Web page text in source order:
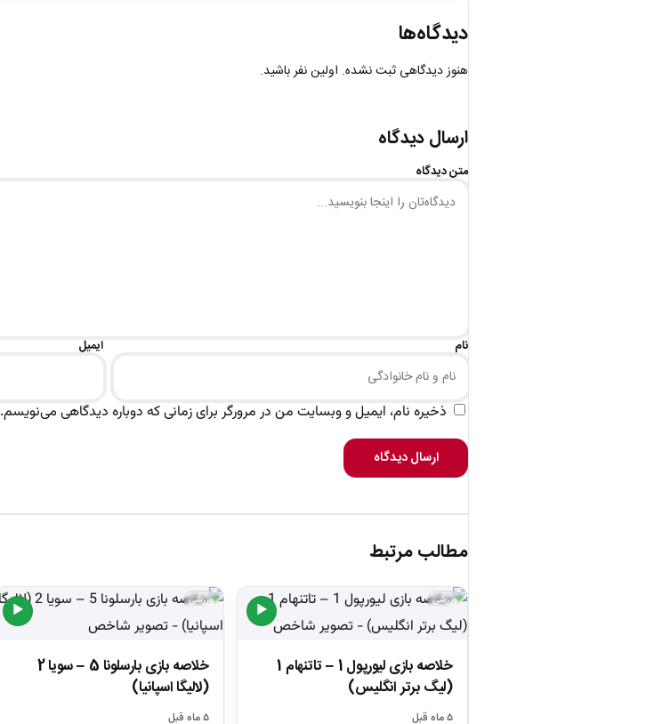
دیدگاه‌ها
هنوز دیدگاهی ثبت نشده. اولین نفر باشید.
ارسال دیدگاه
متن دیدگاه
نام ایمیل
ذخیره نام، ایمیل و وبسایت من در مرورگر برای زمانی که دوباره دیدگاهی می‌نویسم.
ارسال دیدگاه
مطالب مرتبط
▶
ورزشی
خلاصه بازی لیورپول 1 – تاتنهام 1
(لیگ برتر انگلیس)
۵ ماه قبل
▶
ورزشی
خلاصه بازی بارسلونا 5 – سویا 2
(لالیگا اسپانیا)
۵ ماه قبل